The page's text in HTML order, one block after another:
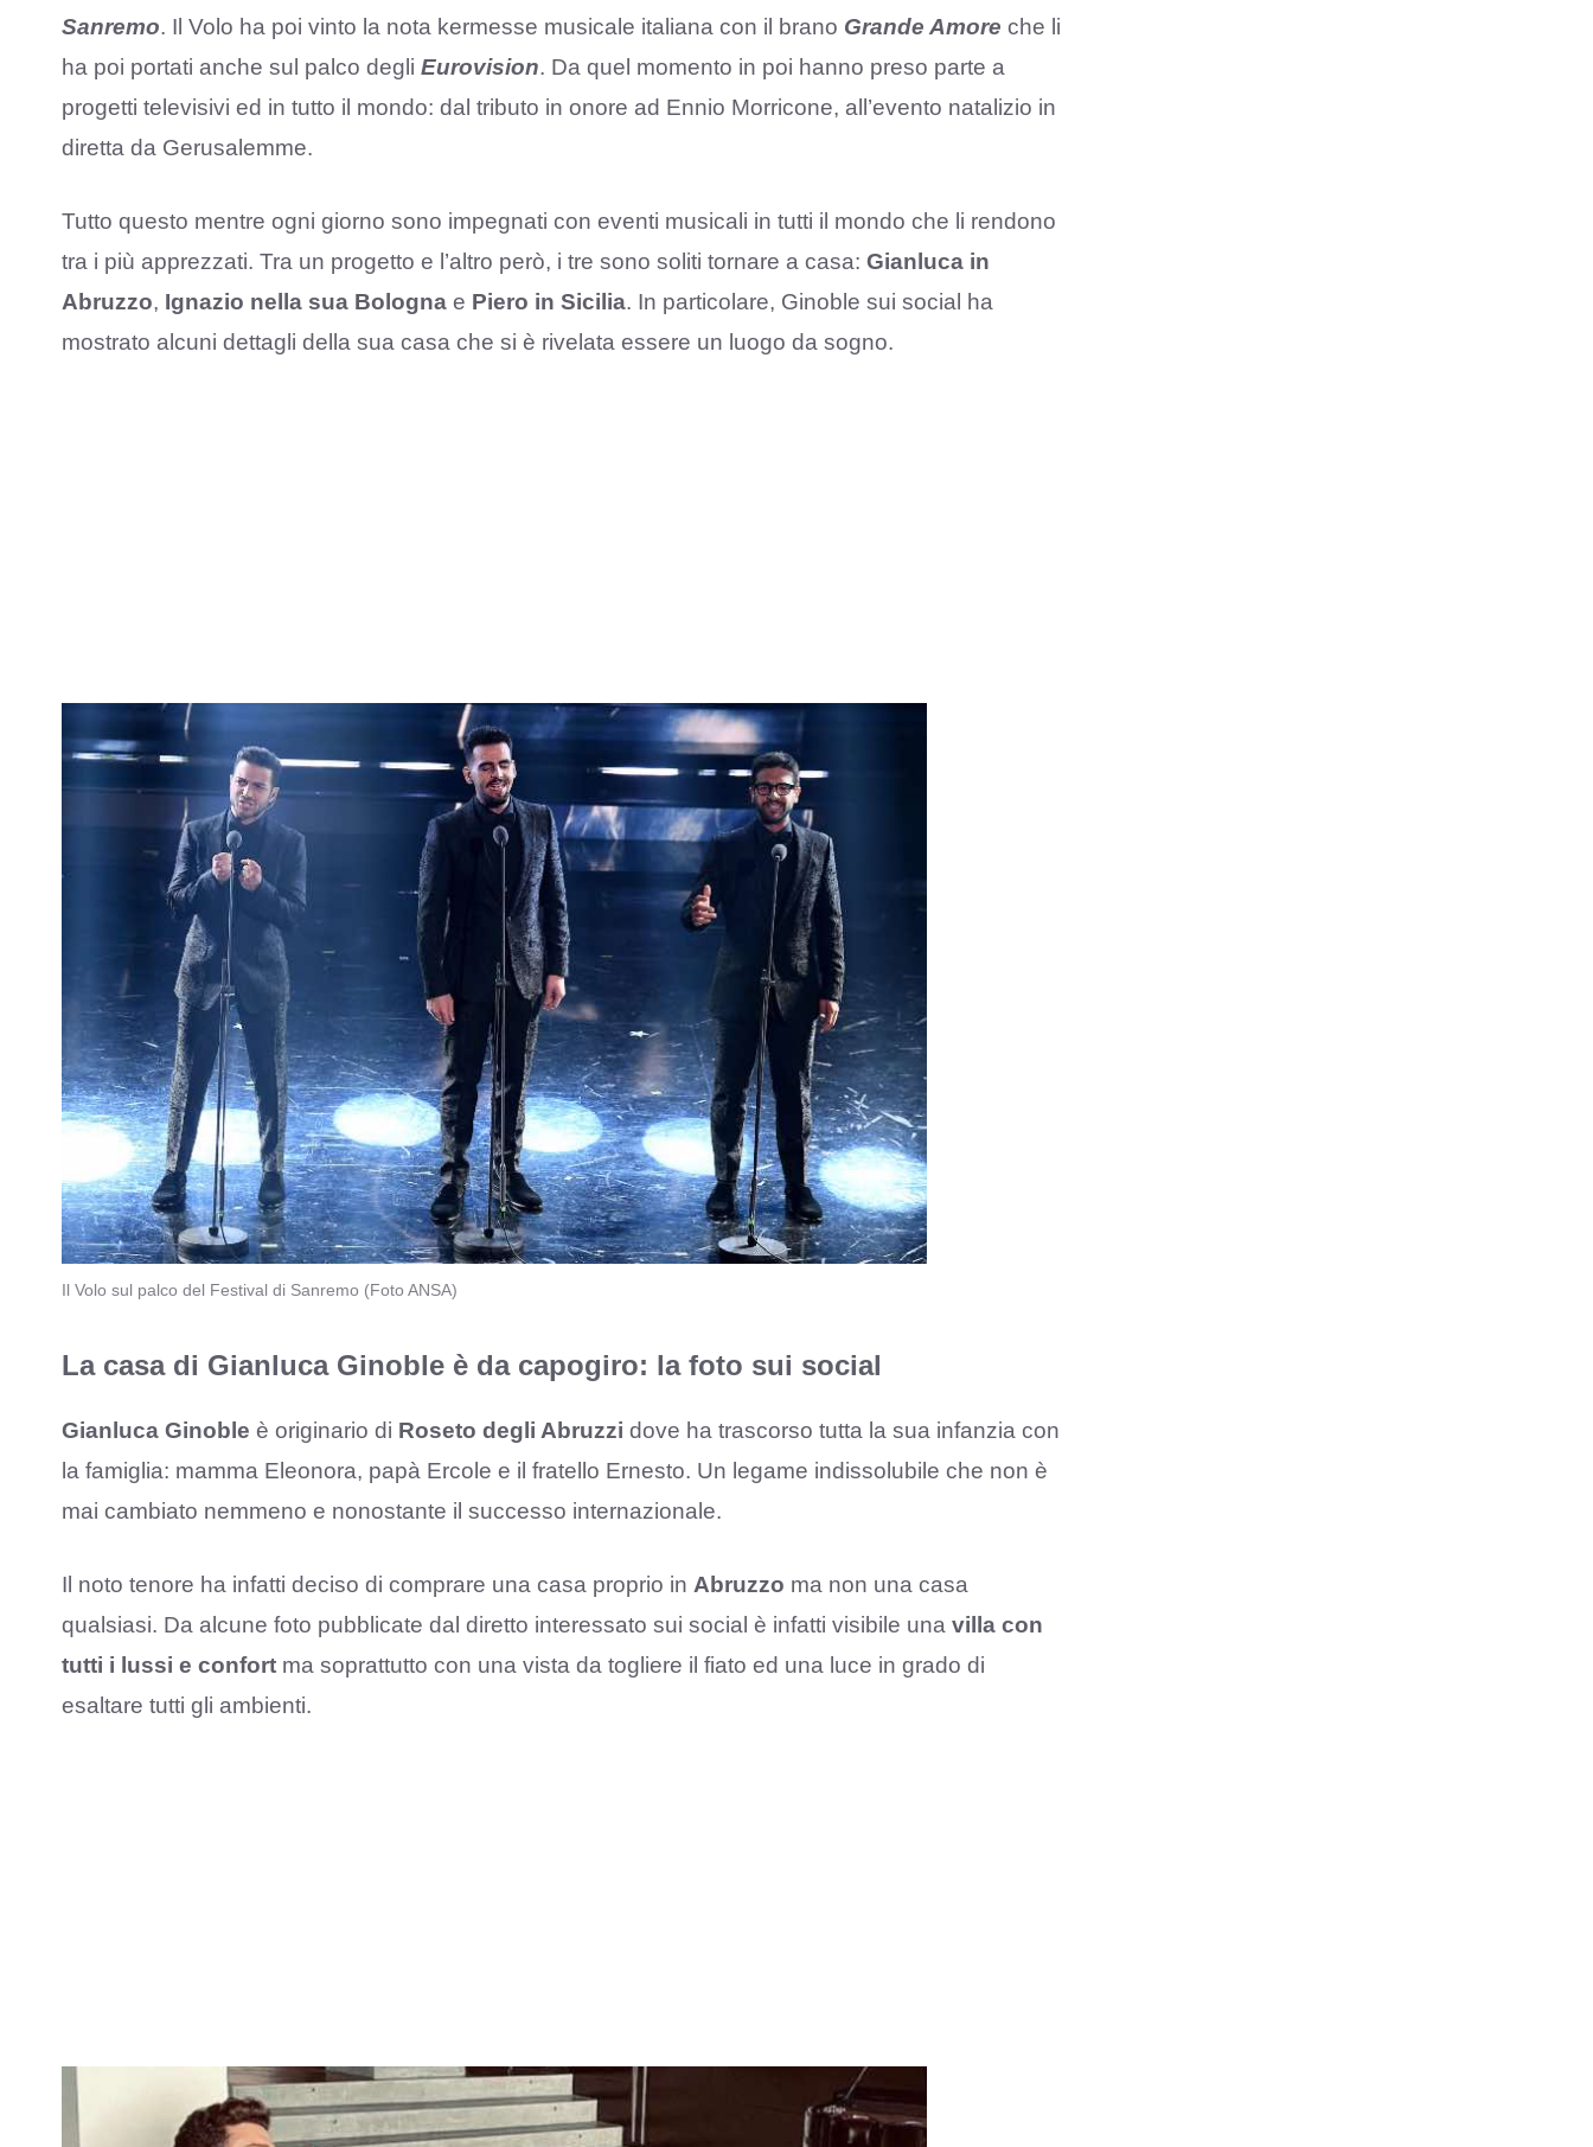
Sanremo. Il Volo ha poi vinto la nota kermesse musicale italiana con il brano Grande Amore che li
ha poi portati anche sul palco degli Eurovision. Da quel momento in poi hanno preso parte a
progetti televisivi ed in tutto il mondo: dal tributo in onore ad Ennio Morricone, all’evento natalizio in
diretta da Gerusalemme.
Tutto questo mentre ogni giorno sono impegnati con eventi musicali in tutti il mondo che li rendono
tra i più apprezzati. Tra un progetto e l’altro però, i tre sono soliti tornare a casa: Gianluca in
Abruzzo, Ignazio nella sua Bologna e Piero in Sicilia. In particolare, Ginoble sui social ha
mostrato alcuni dettagli della sua casa che si è rivelata essere un luogo da sogno.
Il Volo sul palco del Festival di Sanremo (Foto ANSA)
La casa di Gianluca Ginoble è da capogiro: la foto sui social
Gianluca Ginoble è originario di Roseto degli Abruzzi dove ha trascorso tutta la sua infanzia con
la famiglia: mamma Eleonora, papà Ercole e il fratello Ernesto. Un legame indissolubile che non è
mai cambiato nemmeno e nonostante il successo internazionale.
Il noto tenore ha infatti deciso di comprare una casa proprio in Abruzzo ma non una casa
qualsiasi. Da alcune foto pubblicate dal diretto interessato sui social è infatti visibile una villa con
tutti i lussi e confort ma soprattutto con una vista da togliere il fiato ed una luce in grado di
esaltare tutti gli ambienti.